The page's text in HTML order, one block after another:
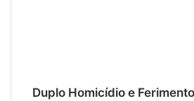
Duplo Homicídio e